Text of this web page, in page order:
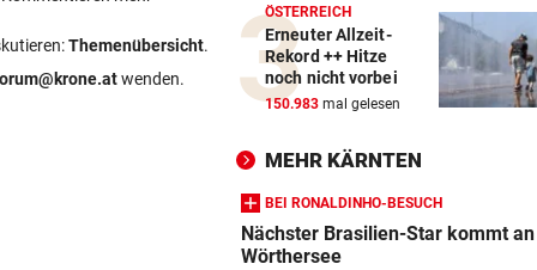
Themenübersicht.
wenden.
ÖSTERREICH
Erneuter Allzeit-
Rekord ++ Hitze
noch nicht vorbei
150.983 mal gelesen
MEHR KÄRNTEN
BEI RONALDINHO-BESUCH
Nächster Brasilien-Star kommt
Wörthersee